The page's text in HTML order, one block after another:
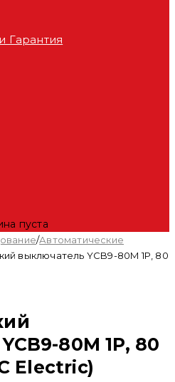
Гарантия
пуста
/Автоматические
выключатель YCB9-80M 1P, 80
80M 1P, 80
Electric)